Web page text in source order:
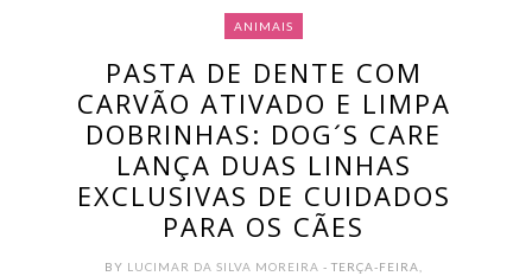
ANIMAIS
PASTA DE DENTE COM
CARVÃO ATIVADO E LIMPA
DOBRINHAS: DOG´S CARE
LANÇA DUAS LINHAS
EXCLUSIVAS DE CUIDADOS
PARA OS CÃES
BY LUCIMAR DA SILVA MOREIRA- TERÇA-FEIRA,